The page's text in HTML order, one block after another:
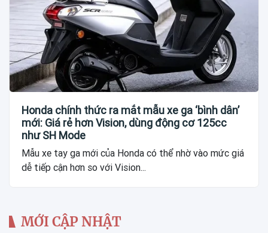
Honda chính thức ra mắt mẫu xe ga ‘bình dân’
mới: Giá rẻ hơn Vision, dùng động cơ 125cc
như SH Mode
Mẫu xe tay ga mới của Honda có thể nhờ vào mức giá
dễ tiếp cận hơn so với Vision...
MỚI CẬP NHẬT